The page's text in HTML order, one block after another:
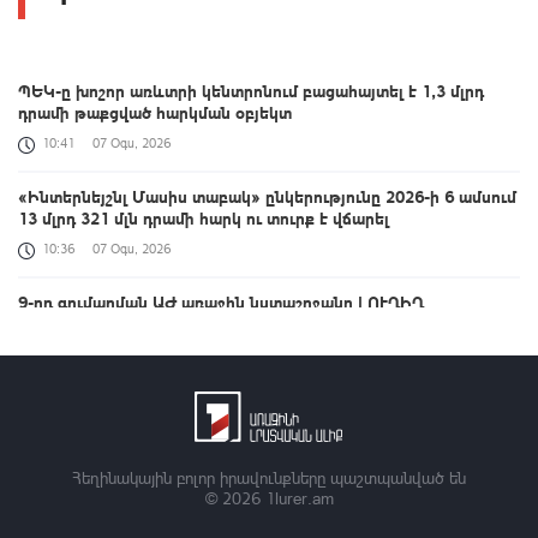
ՊԵԿ-ը խոշոր առևտրի կենտրոնում բացահայտել է 1,3 մլրդ
դրամի թաքցված հարկման օբյեկտ
10:41 07 Օգս, 2026
«Ինտերնեյշնլ Մասիս տաբակ» ընկերությունը 2026-ի 6 ամսում
13 մլրդ 321 մլն դրամի հարկ ու տուրք է վճարել
10:36 07 Օգս, 2026
9-րդ գումարման ԱԺ առաջին նստաշրջանը | ՈՒՂԻՂ
Որքան է էլեկտրական շարժիչով տրանսպորտային միջոցների
մաքսատուրքի արտոնության քվոտայի մնացորդը օգոստոսի 6-
Հեղինակային բոլոր իրավունքները պաշտպանված են
© 2026 1lurer.am